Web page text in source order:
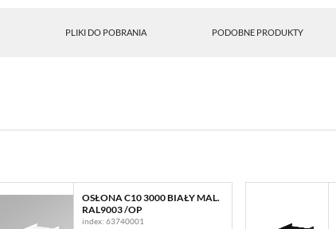
PLIKI DO POBRANIA PODOBNE PRODUKTY
OSŁONA C10 3000 BIAŁY MAL.
RAL9003 /OP
index: 63740001